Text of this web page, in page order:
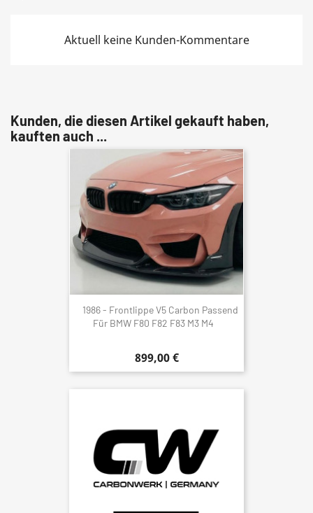
Aktuell keine Kunden-Kommentare
Kunden, die diesen Artikel gekauft haben,
kauften auch ...
1986 - Frontlippe V5 Carbon Passend
Für BMW F80 F82 F83 M3 M4
899,00 €